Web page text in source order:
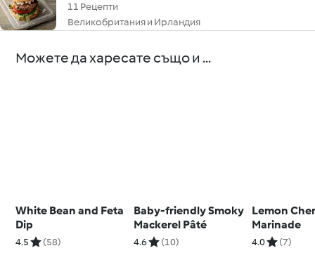
11 Рецепти
Великобритания и Ирландия
Можете да харесате също и ...
White Bean and Feta
Dip
4.5 (58)
Baby-friendly Smoky
Mackerel Pâté
4.6 (10)
Lemon
Marinade
4.0 (7)